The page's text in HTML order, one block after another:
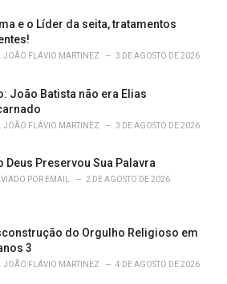
e o Líder da seita, tratamentos
JOÃO FLÁVIO MARTINEZ 3 DE AGOSTO DE 2026
João Batista não era Elias
JOÃO FLÁVIO MARTINEZ 3 DE AGOSTO DE 2026
Deus Preservou Sua Palavra
POR EMAIL 2 DE AGOSTO DE 2026
do Orgulho Religioso em
3
JOÃO FLÁVIO MARTINEZ 4 DE AGOSTO DE 2026